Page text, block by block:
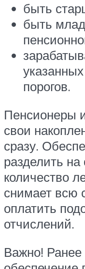
быть
быть
порогов.
Пенсионеры
свои
сразу.
разделить
количество
снимает всю
оплатить
отчислений.
Важно!